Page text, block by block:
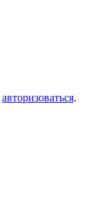
авторизоваться.